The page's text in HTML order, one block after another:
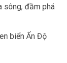
sông, đầm phá
biển Ấn Độ